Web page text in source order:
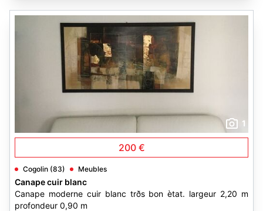
1
200 €
Cogolin (83) Meubles
Canape cuir blanc
Canape moderne cuir blanc trðs bon ètat. largeur 2,20 m
profondeur 0,90 m